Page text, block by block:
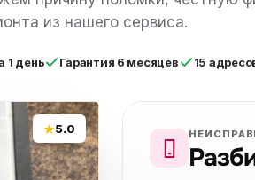
котел
Сушильная машина
из нашего сервиса.
1 день Гарантия 6 месяцев 15
5.0